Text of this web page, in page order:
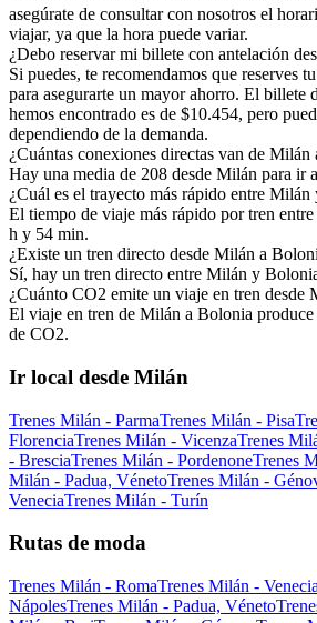
asegúrate de consultar con nosotros el
viajar, ya que la hora puede variar.
¿Debo reservar mi billete con antelación
Si puedes, te recomendamos que reserves
para asegurarte un mayor ahorro. El billete
hemos encontrado es de $10.454, pero
dependiendo de la demanda.
¿Cuántas conexiones directas van de Milán
Hay una media de 208 desde Milán para ir
¿Cuál es el trayecto más rápido entre
El tiempo de viaje más rápido por tren
h y 54 min.
¿Existe un tren directo desde Milán a
Sí, hay un tren directo entre Milán y
¿Cuánto CO2 emite un viaje en tren desde
El viaje en tren de Milán a Bolonia
de CO2.
Ir local desde Milán
Trenes Milán - ParmaTrenes Milán - Pisa
FlorenciaTrenes Milán - VicenzaTrenes
- BresciaTrenes Milán - PordenoneTrenes
Milán - Padua, VénetoTrenes Milán -
VeneciaTrenes Milán - Turín
Rutas de moda
Trenes Milán - RomaTrenes Milán - Venecia
NápolesTrenes Milán - Padua, Véneto